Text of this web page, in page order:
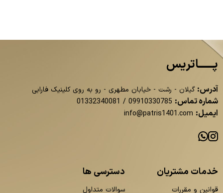
پــــــاتریس
آدرس: گیلان - رشت - خیابان مطهری - رو به روی کلینیک فارابی
شماره تماس: 09910330785
/
01332340081
ایمیل: info@patris1401.com
خدمات مشتریان
قوانین و مقررات
دسترسی ها
سوالات متداول